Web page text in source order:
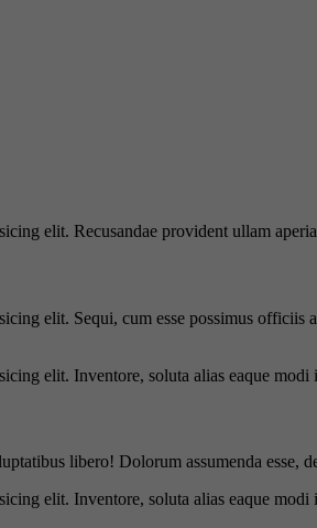
elit. Recusandae provident ullam
elit. Sequi, cum esse possimus
elit. Inventore, soluta alias eaque
libero! Dolorum assumenda
elit. Inventore, soluta alias eaque